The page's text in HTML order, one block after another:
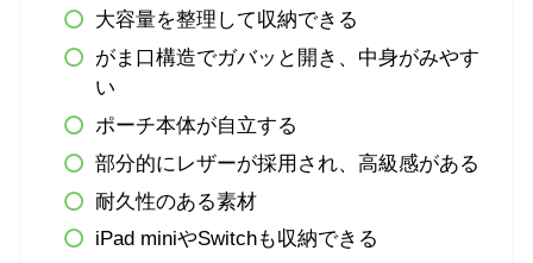
大容量を整理して収納できる
がま口構造でガバッと開き、中身がみやす
い
ポーチ本体が自立する
部分的にレザーが採用され、高級感がある
耐久性のある素材
iPad miniやSwitchも収納できる